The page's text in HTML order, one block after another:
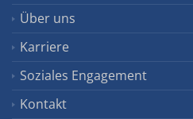
Über uns
Karriere
Soziales Engagement
Kontakt